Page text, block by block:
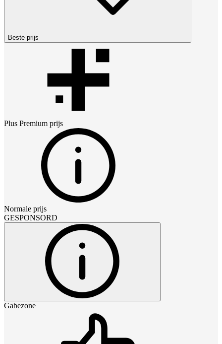
Beste prijs
Plus Premium prijs
Normale prijs
GESPONSORD
Gabezone